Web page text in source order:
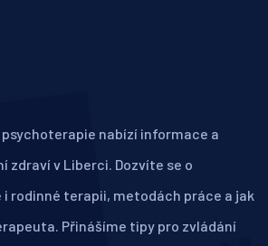
nabízí informace a
zdraví v Liberci. Dozvíte se o
i rodinné terapii, metodách práce a jak
Přinášíme tipy pro zvládání